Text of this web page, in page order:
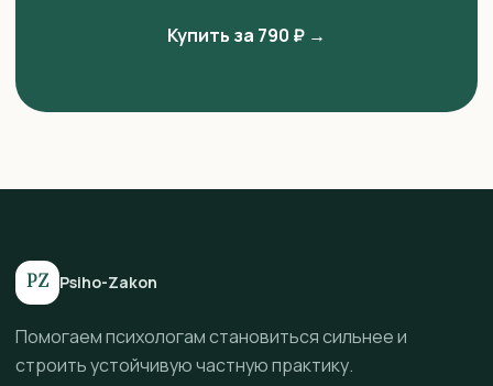
Купить за 790 ₽ →
PZ Psiho-Zakon
Помогаем психологам становиться сильнее и
строить устойчивую частную практику.